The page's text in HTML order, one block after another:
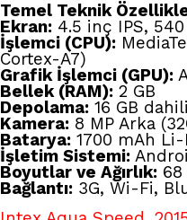
Temel Teknik
Ekran: 4.5 inç IPS,
İşlemci (CPU):
Cortex-A7)
Grafik İşlemci (GPU):
Bellek (RAM): 2 GB
Depolama: 16 GB
Kamera: 8 MP Arka
Batarya: 1700 mAh
İşletim Sistemi:
Boyutlar ve Ağırlık: 68
Bağlantı: 3G, Wi-Fi,